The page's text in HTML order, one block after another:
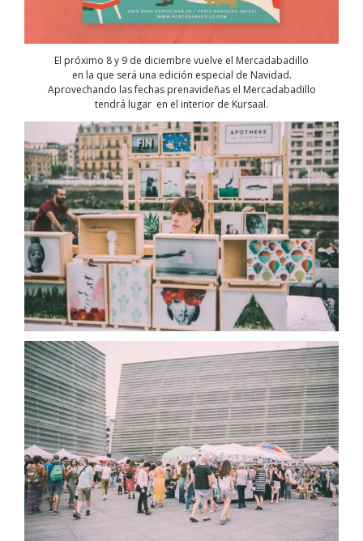
El próximo 8 y 9 de diciembre vuelve el Mercadabadillo
en la que será una edición especial de Navidad.
Aprovechando las fechas prenavideñas el Mercadabadillo
tendrá lugar en el interior de Kursaal.